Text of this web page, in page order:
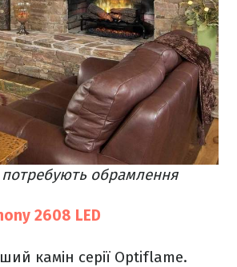
потребують обрамлення
2608 LED
камін серії Optiflame.